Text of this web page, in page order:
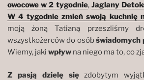
owocowe w 2 tygodnie, Jaglany
W 4 tygodnie zmień swoją kuchnię
moją żoną Tatianą przeszliśmy
wszystkożerców do osóbświadomych
Wiemy, jaki wpływ na niego ma to, co
Z pasją dzielę sięzdobytym